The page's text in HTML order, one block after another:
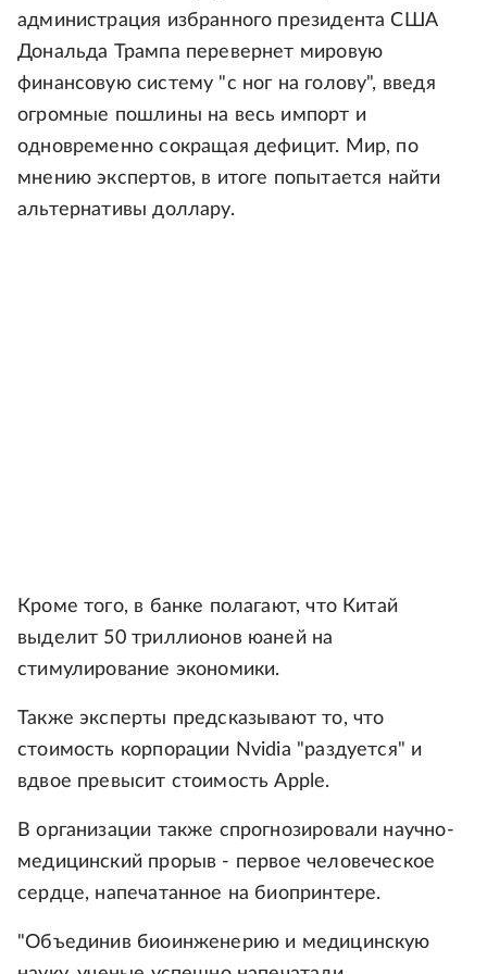
администрация избранного президента США
Дональда Трампа перевернет мировую
финансовую систему "с ног на голову", введя
огромные пошлины на весь импорт и
одновременно сокращая дефицит. Мир, по
мнению экспертов, в итоге попытается найти
альтернативы доллару.
Кроме того, в банке полагают, что Китай
выделит 50 триллионов юаней на
стимулирование экономики.
Также эксперты предсказывают то, что
стоимость корпорации Nvidia "раздуется" и
вдвое превысит стоимость Apple.
В организации также спрогнозировали научно-
медицинский прорыв - первое человеческое
сердце, напечатанное на биопринтере.
"Объединив биоинженерию и медицинскую